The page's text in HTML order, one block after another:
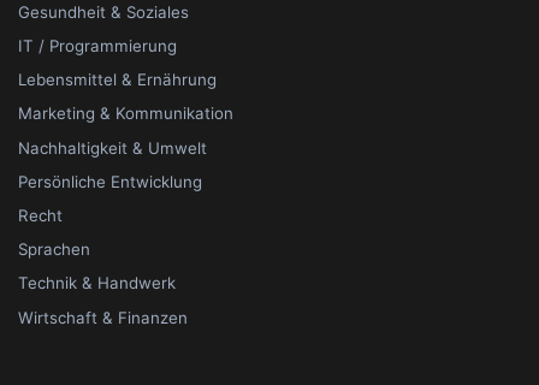
Gesundheit & Soziales
IT / Programmierung
Lebensmittel & Ernährung
Marketing & Kommunikation
Nachhaltigkeit & Umwelt
Persönliche Entwicklung
Recht
Sprachen
Technik & Handwerk
Wirtschaft & Finanzen